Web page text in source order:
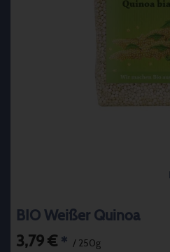
BIO Weißer Quinoa
3,79 € * / 250g